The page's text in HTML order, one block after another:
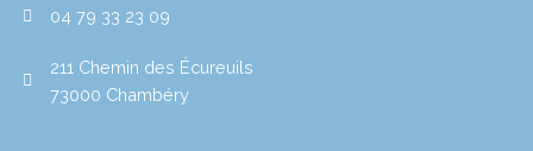
04 79 33 23 09
211 Chemin des Écureuils
73000 Chambéry